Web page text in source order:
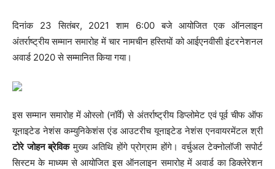
दिनांक 23 सितंबर, 2021 शाम 6:00 बजे आयोजित एक ऑनलाइन
अंतर्राष्ट्रीय सम्मान समारोह में चार नामचीन हस्तियों को आईएनवीसी इंटरनेशनल
अवार्ड 2020 से सम्मानित किया गया।
इस सम्मान समारोह में ओस्लो (नॉर्वे) से अंतर्राष्ट्रीय डिप्लोमेट एवं पूर्व चीफ ऑफ
यूनाइटेड नेशंस कम्युनिकेशंस एंड आउटरीच यूनाइटेड नेशंस एनवायरमेंटल श्री
टोरे जोहन ब्रेविकमुख्य अतिथि होंगे प्रोग्राम होंगे। वर्चुअल टेक्नोलॉजी सपोर्ट
सिस्टम के माध्यम से आयोजित इस ऑनलाइन समारोह में अवार्ड का डिक्लेरेशन